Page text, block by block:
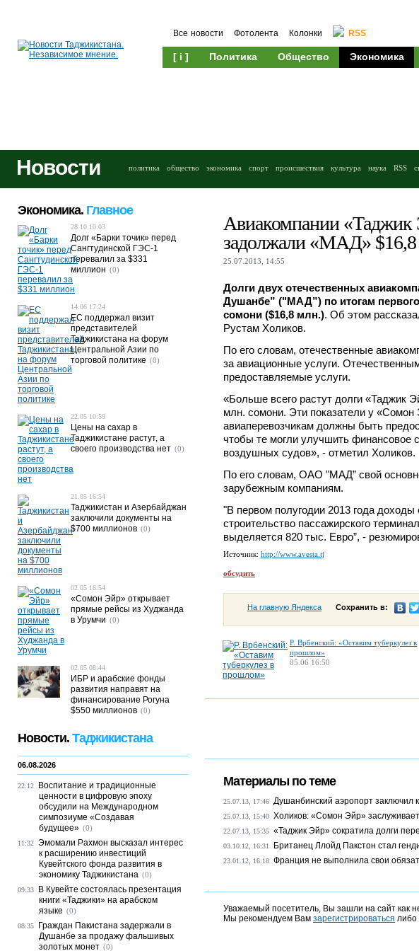
Все новости Фотолента Колонки RSS
[ i ] Политика Общество Экономика
Новости политика общество экономика спорт происшествия культура наука RSS
Авиакомпании
задолжали «МАД»
25.07.2013, 14:55
Долги двух отечественных
Душанбе” ("МАД”) по итогам
сомони ($16,8 млн.). Об этом
Рустам Холиков.
По его словам, отечественные
за авиационные услуги.
предоставляемые услуги.
«Больше всего растут долги «Таджик
млн. сомони. Эти показатели у
авиаперевозчикам должны быть
чтобы те могли улучшить финансовое
воздушных судов», - отметил Холиков.
По его словам, ОАО "МАД” свой
зарубежным компаниям.
"В первом полугодии 2013 года
строительство пассажирского
выделяется 820 тыс. Евро”, -
Источник: http://www.avesta.tj
обсудить
На главную Яндекса Сохранить в:
Р. Врбенский: «Оставим туберкулез в
прошлом»
05.06 16:50
Материалы по теме
25.07.13, 17:46 Душанбинский аэропорт заключил
25.07.13, 15:40 Холиков: «Сомон Эйр»
22.07.13, 15:35 «Таджик Эйр» сократила долги
03.10.12, 16:31 Британец Ллойд Пакстон стал
23.01.12, 16:18 Франция не выполнила свои
Уважаемый посетитель, Вы зашли на сайт как
Мы рекомендуем Вам зарегистрироваться либо
Экономика. Главное
28.10 10:03
Долг «Барки точик» перед
Сангтудинской ГЭС-1
перевалил за $331
миллион (0)
14.06 17:24
ЕС поддержал визит
представителей
Таджикистана на форум
Центральной Азии по
торговой политике (0)
22.05 10:59
Цены на сахар в
Таджикистане растут, а
своего производства нет (0)
21.05 16:54
Таджикистан и Азербайджан
заключили документы на
$700 миллионов (0)
02.05 16:54
«Сомон Эйр» открывает
прямые рейсы из Худжанда
в Урумчи (0)
02.05 08:44
ИБР и арабские фонды
развития направят на
финансирование Рогуна
$550 миллионов (0)
Новости. Таджикистана
06.08.2026
22:12
Воспитание и традиционные
ценности в цифровую эпоху
обсудили на Международном
симпозиуме «Создавая
будущее» (0)
11:32 Эмомали Рахмон высказал интерес
к расширению инвестиций
Кувейтского фонда развития в
экономику Таджикистана (0)
09:33
В Кувейте состоялась презентация
книги «Таджики» на арабском
языке (0)
08:35
Граждан Пакистана задержали в
Душанбе за продажу фальшивых
золотых монет (0)